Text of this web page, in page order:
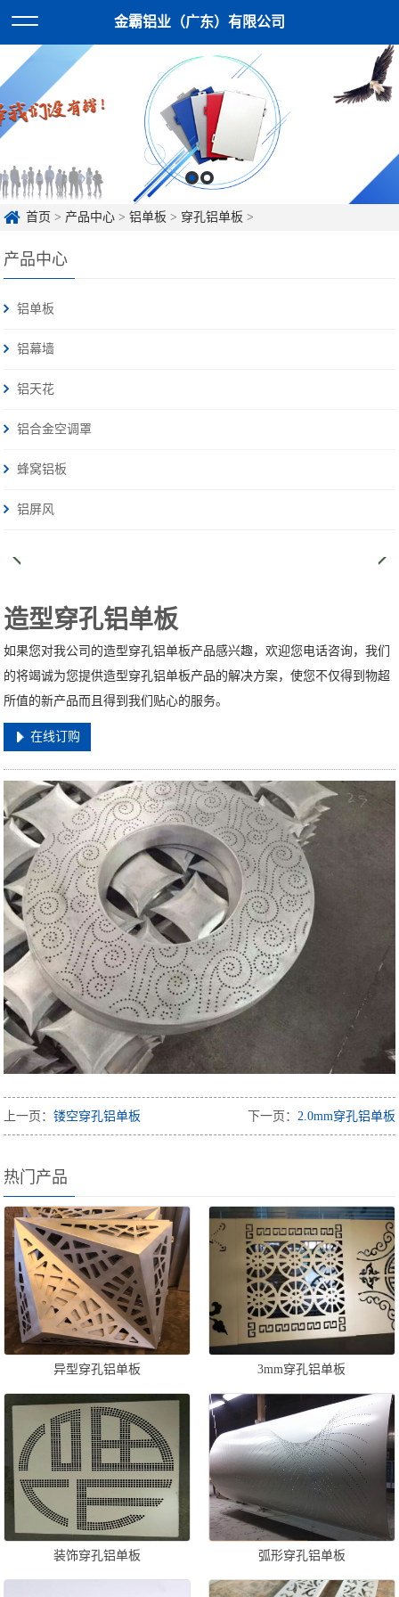
金霸铝业（广东）有限公司
首页 > 产品中心 >铝单板 > 穿孔铝单板 >
产品中心
铝单板
铝幕墙
铝天花
铝合金空调罩
蜂窝铝板
铝屏风
造型穿孔铝单板
如果您对我公司的造型穿孔铝单板产品感兴趣，欢迎您电话咨询，我们
的将竭诚为您提供造型穿孔铝单板产品的解决方案，使您不仅得到物超
所值的新产品而且得到我们贴心的服务。
在线订购
上一页：镂空穿孔铝单板 下一页： 2.0mm穿孔铝单板
热门产品
异型穿孔铝单板 3mm穿孔铝单板
装饰穿孔铝单板 弧形穿孔铝单板